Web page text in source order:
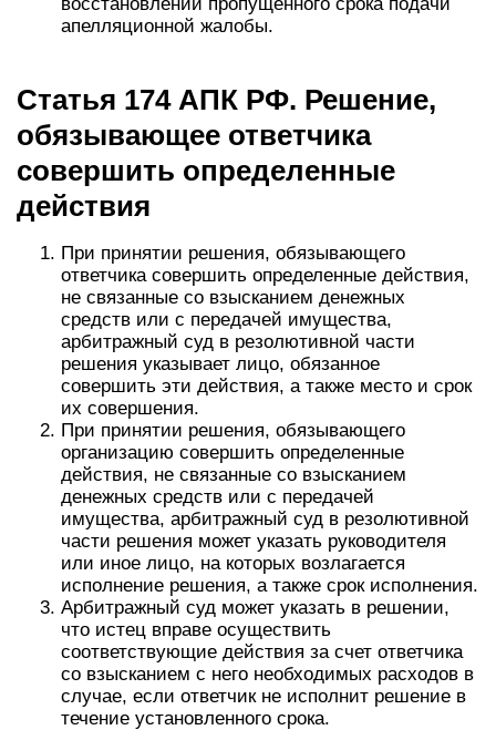
апелляционной жалобы.
Статья 174 АПК РФ. Решение,
обязывающее ответчика
совершить определенные
действия
При принятии решения, обязывающего
ответчика совершить определенные действия,
не связанные со взысканием денежных
средств или с передачей имущества,
арбитражный суд в резолютивной части
решения указывает лицо, обязанное
совершить эти действия, а также место и срок
их совершения.
При принятии решения, обязывающего
организацию совершить определенные
действия, не связанные со взысканием
денежных средств или с передачей
имущества, арбитражный суд в резолютивной
части решения может указать руководителя
или иное лицо, на которых возлагается
исполнение решения, а также срок исполнения.
Арбитражный суд может указать в решении,
что истец вправе осуществить
соответствующие действия за счет ответчика
со взысканием с него необходимых расходов в
случае, если ответчик не исполнит решение в
течение установленного срока.